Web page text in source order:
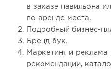
в заказе павильона
по аренде места.
Подробный бизнес-
Бренд бук.
Маркетинг и реклама
рекомендации,